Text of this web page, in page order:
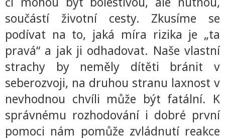
součástí životní cesty. Zkusíme se
podívat na to, jaká míra rizika je „ta
pravá“ a jak ji odhadovat. Naše vlastní
strachy by neměly dítěti bránit v
seberozvoji, na druhou stranu laxnost v
nevhodnou chvíli může být fatální. K
správnému rozhodování i dobré první
pomoci nám pomůže zvládnutí reakce